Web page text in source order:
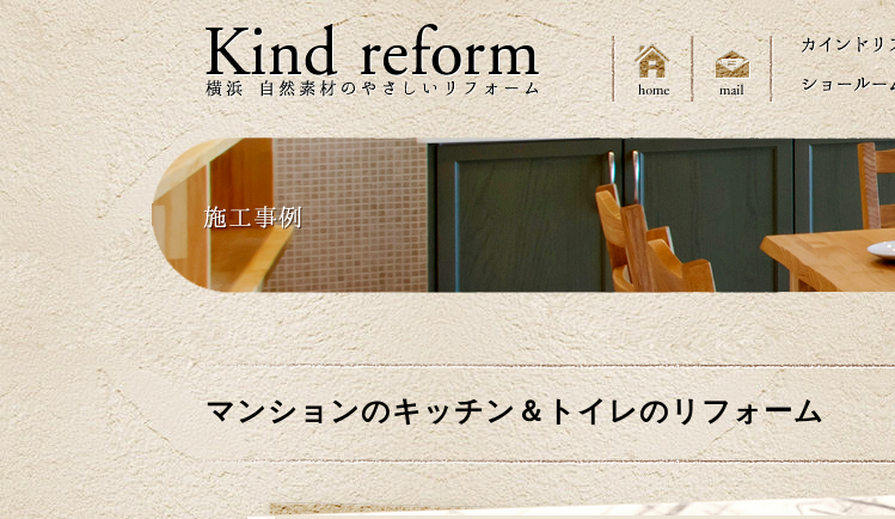
マンションのキッチン＆トイレのリフォーム